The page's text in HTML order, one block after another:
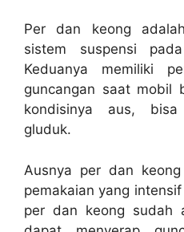
Per dan keong
sistem suspensi
Keduanya memiliki
guncangan saat mobil
kondisinya aus, bisa
gluduk.
Ausnya per dan
pemakaian yang
per dan keong sudah